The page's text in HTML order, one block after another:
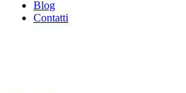
Blog
Contatti